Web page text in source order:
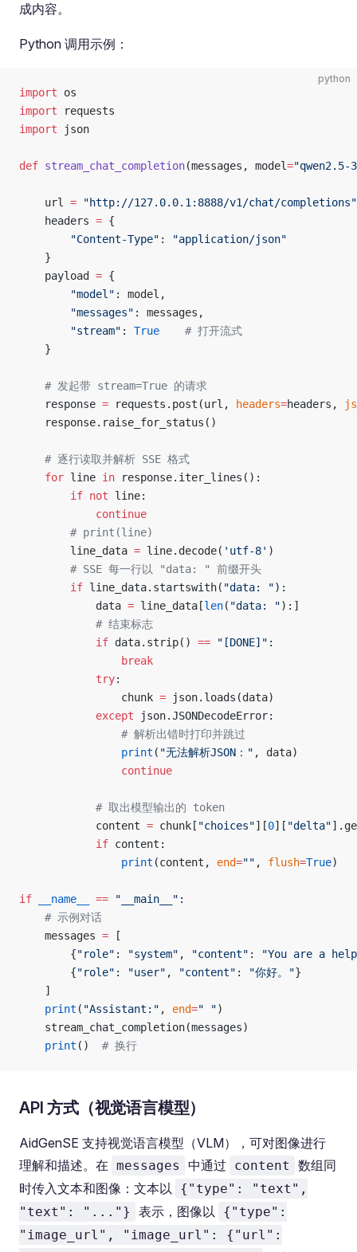
成内容。
Python 调用示例：
python
import os
import requests
import json
def stream_chat_completion(messages, model=
    url
= "http://127.0.0.1:8888/v1/chat/completions"
    headers
= {
        "Content-Type"
:
"application/json"
    }
    payload
= {
        "model"
: model,
        "messages"
: messages,
        "stream"
: True
    # 打开流式
    }
    # 发起带 stream=True 的请求
    response
= requests.post(url, headers=headers,
    response.raise_for_status()
    # 逐行读取并解析 SSE 格式
    for
line in response.iter_lines():
        if
not line:
            continue
        # print(line)
        line_data
= line.decode( 'utf-8' )
        # SSE 每一行以 "data: " 前缀开头
        if
line_data.startswith( "data: "):
            data
= line_data[len( "data: "):]
            # 结束标志
            if
data.strip() == "[DONE]" :
                break
            try
:
                chunk
= json.loads(data)
            except
json.JSONDecodeError:
                # 解析出错时打印并跳过
                print
( "无法解析JSON：" , data)
                continue
            # 取出模型输出的 token
            content
= chunk[ "choices"][0][ "delta"
            if
content:
                print
(content, end="" , flush=True)
if __name__ == "__main__" :
    # 示例对话
    messages
= [
        {
"role" : "system" , "content" :
"You are a
        {
"role" : "user" , "content" : "你好。"}
    ]
    print
( "Assistant:" , end=" ")
    stream_chat_completion(messages)
    print
() # 换行
API 方式（视觉语言模型）
AidGenSE 支持视觉语言模型（VLM），可对图像进行
理解和描述。在 messages 中通过 content
数组同
时传入文本和图像：文本以
{"type": "text",
"text": "..."}
表示，图像以
{"type":
"image_url", "image_url": {"url":